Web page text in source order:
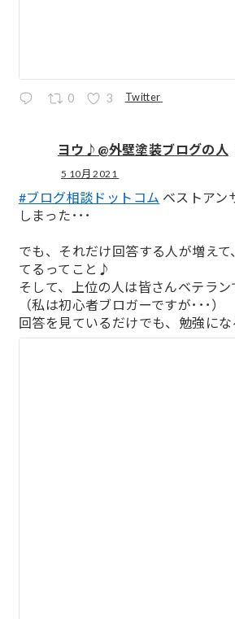
0 3 Twitter
ヨウ♪@外壁塗装ブログの人
5 10月 2021
#ブログ相談ドットコム ベストアン
しまった･･･
でも、それだけ回答する人が増えて
てるってこと♪
そして、上位の人は皆さんベテラン
（私は初心者ブロガーですが･･･）
回答を見ているだけでも、勉強にな